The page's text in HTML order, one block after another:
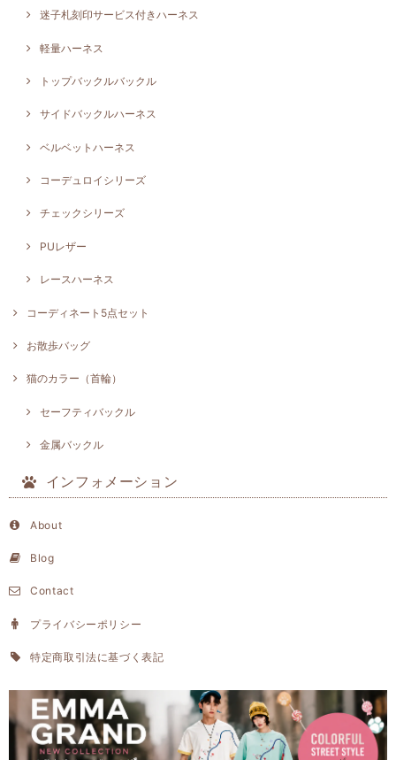
迷子札刻印サービス付きハーネス
軽量ハーネス
トップバックルバックル
サイドバックルハーネス
ベルベットハーネス
コーデュロイシリーズ
チェックシリーズ
PUレザー
レースハーネス
コーディネート5点セット
お散歩バッグ
猫のカラー（首輪）
セーフティバックル
金属バックル
インフォメーション
About
Blog
Contact
プライバシーポリシー
特定商取引法に基づく表記